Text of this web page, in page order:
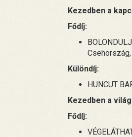
Kezedben a
Fődíj:
Különdíj:
HUNCUT
Kezedben a
Fődíj: